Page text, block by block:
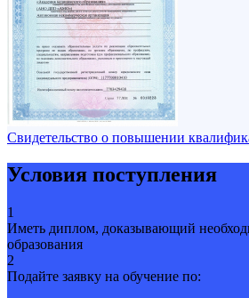
Свидетельство о повышении
Условия поступления
1
Иметь диплом, доказывающий
образования
2
Подайте заявку на обучение по: